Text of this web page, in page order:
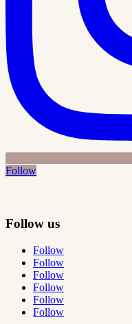
Follow
Follow us
Follow
Follow
Follow
Follow
Follow
Follow